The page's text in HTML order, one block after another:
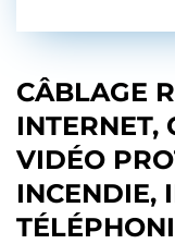
CÂBLAGE
INTERNET,
VIDÉO
INCENDIE,